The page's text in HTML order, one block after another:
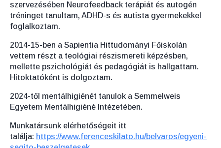
szervezésében Neurofeedback terápiát és autogén
tréninget tanultam, ADHD-s és autista gyermekekkel
foglalkoztam.
2014-15-ben a Sapientia Hittudományi Főiskolán
vettem részt a teológiai részismereti képzésben,
mellette pszichológiát és pedagógiát is hallgattam.
Hitoktatóként is dolgoztam.
2024-től mentálhigiénét tanulok a Semmelweis
Egyetem Mentálhigiéné Intézetében.
Munkatársunk elérhetőségeit itt
találja: https://www.ferenceskilato.hu/belvaros/egyeni-